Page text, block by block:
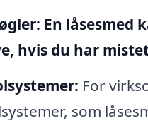
En låsesmed
hvis du har
For
som